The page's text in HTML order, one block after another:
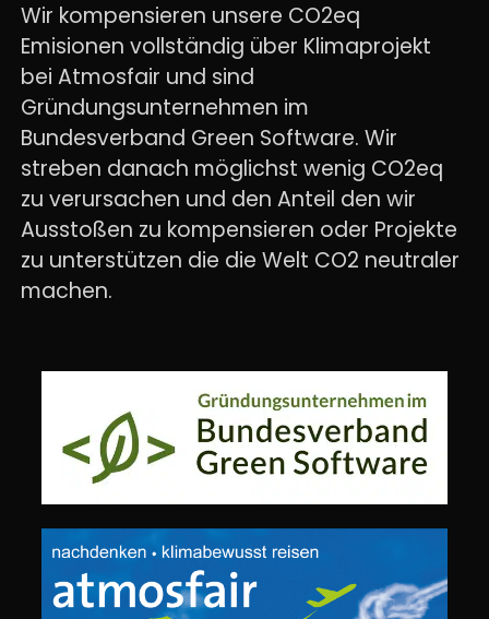
Wir kompensieren unsere CO2eq
Emisionen vollständig über Klimaprojekt
bei Atmosfair und sind
Gründungsunternehmen im
Bundesverband Green Software. Wir
streben danach möglichst wenig CO2eq
zu verursachen und den Anteil den wir
Ausstoßen zu kompensieren oder Projekte
zu unterstützen die die Welt CO2 neutraler
machen.